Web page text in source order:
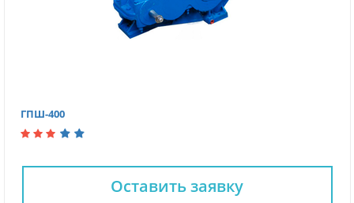
ГПШ-400
Оставить заявку